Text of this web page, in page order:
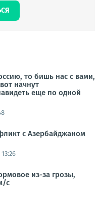
то бишь нас с вами,
начнут
еще по одной
с Азербайджаном
из-за грозы,
с